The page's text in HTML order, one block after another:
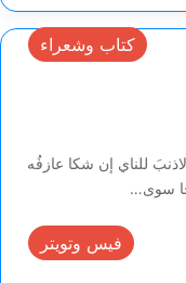
كتاب وشعراء
للناي إن شكا عازفُه
سوى…
فيس وتويتر